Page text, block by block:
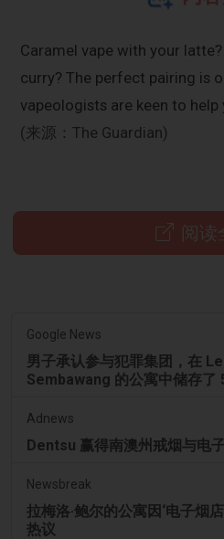
Caramel vape with your latte?
curry? The perfect pairing is
vapeologists are keen to help
(来源：The Guardian)
阅读
Google News
男子承认参与犯罪集团，在
Sembawang 的公寓中储存了
Adnews
Dentsu 赢得南澳州戒烟与电
Newsbreak
拉梅洛·鲍尔的公寓因‘电子烟
热议